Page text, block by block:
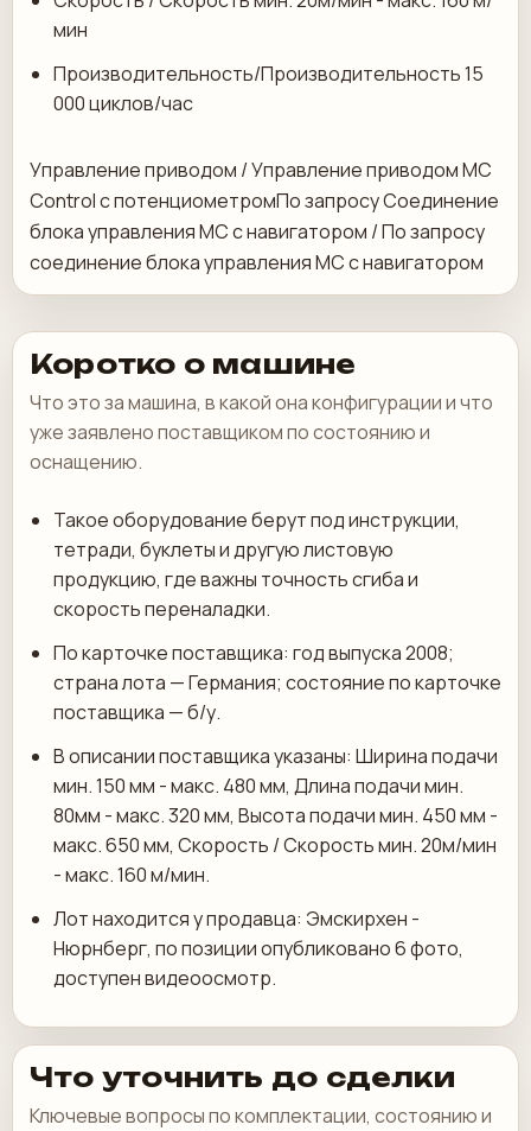
мин
Производительность/Производительность 15
000 циклов/час
Управление приводом / Управление приводом MC
Control с потенциометромПо запросу Соединение
блока управления MC с навигатором / По запросу
соединение блока управления MC с навигатором
Коротко о машине
Что это за машина, в какой она конфигурации и что
уже заявлено поставщиком по состоянию и
оснащению.
Такое оборудование берут под инструкции,
тетради, буклеты и другую листовую
продукцию, где важны точность сгиба и
скорость переналадки.
По карточке поставщика: год выпуска 2008;
страна лота — Германия; состояние по карточке
поставщика — б/у.
В описании поставщика указаны: Ширина подачи
мин. 150 мм - макс. 480 мм, Длина подачи мин.
80мм - макс. 320 мм, Высота подачи мин. 450 мм -
макс. 650 мм, Скорость / Скорость мин. 20м/мин
- макс. 160 м/мин.
Лот находится у продавца: Эмскирхен -
Нюрнберг, по позиции опубликовано 6 фото,
доступен видеоосмотр.
Что уточнить до сделки
Ключевые вопросы по комплектации, состоянию и